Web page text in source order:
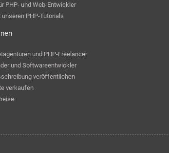
PHP- und Web-Entwickler
unseren PHP-Tutorials
und PHP-Freelancer
und Softwareentwickler
veröffentlichen
verkaufen